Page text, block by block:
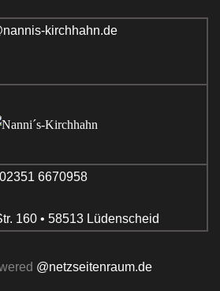
kirchhahn.de
02351 6670958
160 • 58513 Lüdenscheid
@netzseitenraum.de